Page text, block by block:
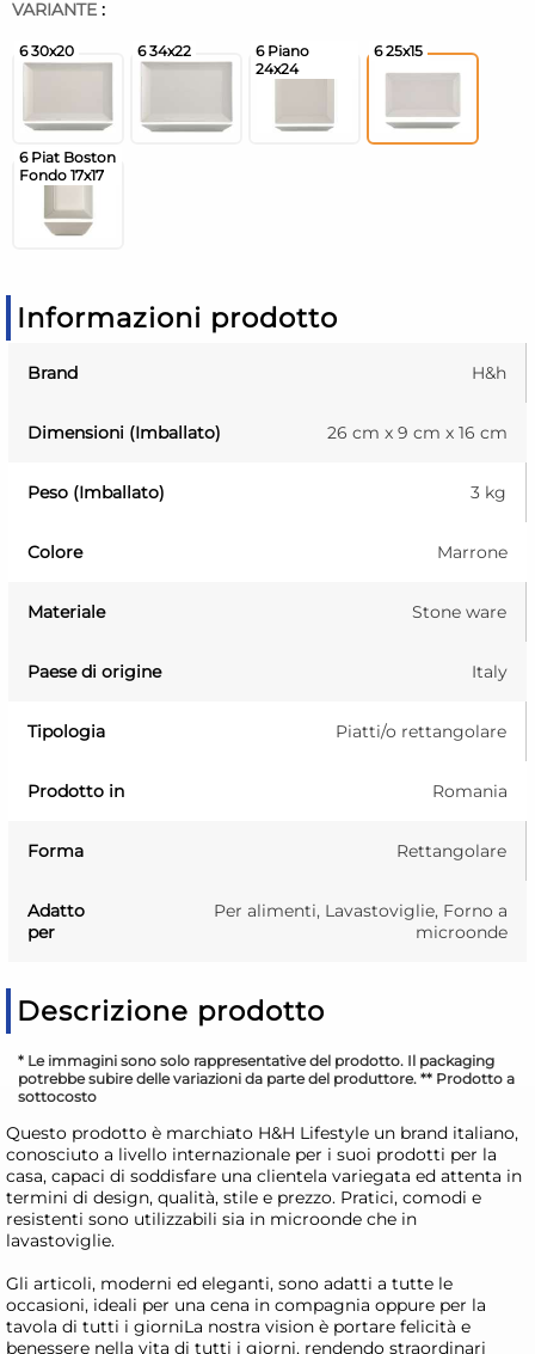
VARIANTE :
Informazioni prodotto
Brand H&h
Dimensioni (Imballato) 26 cm x 9 cm x 16 cm
Peso (Imballato) 3 kg
Colore Marrone
Materiale Stone ware
Paese di origine Italy
Tipologia Piatti/o rettangolare
Prodotto in Romania
Forma Rettangolare
Adatto
per
Per alimenti, Lavastoviglie, Forno a
microonde
Descrizione prodotto
* Le immagini sono solo rappresentative del prodotto. Il packaging
potrebbe subire delle variazioni da parte del produttore. ** Prodotto a
sottocosto
Questo prodotto è marchiato H&H Lifestyle un brand italiano,
conosciuto a livello internazionale per i suoi prodotti per la
casa, capaci di soddisfare una clientela variegata ed attenta in
termini di design, qualità, stile e prezzo. Pratici, comodi e
resistenti sono utilizzabili sia in microonde che in
lavastoviglie.
Gli articoli, moderni ed eleganti, sono adatti a tutte le
occasioni, ideali per una cena in compagnia oppure per la
tavola di tutti i giorniLa nostra vision è portare felicità e
benessere nella vita di tutti i giorni, rendendo straordinari